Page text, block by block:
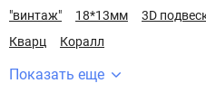
"винтаж" 18*13мм 3D
Кварц
Коралл
Показать еще